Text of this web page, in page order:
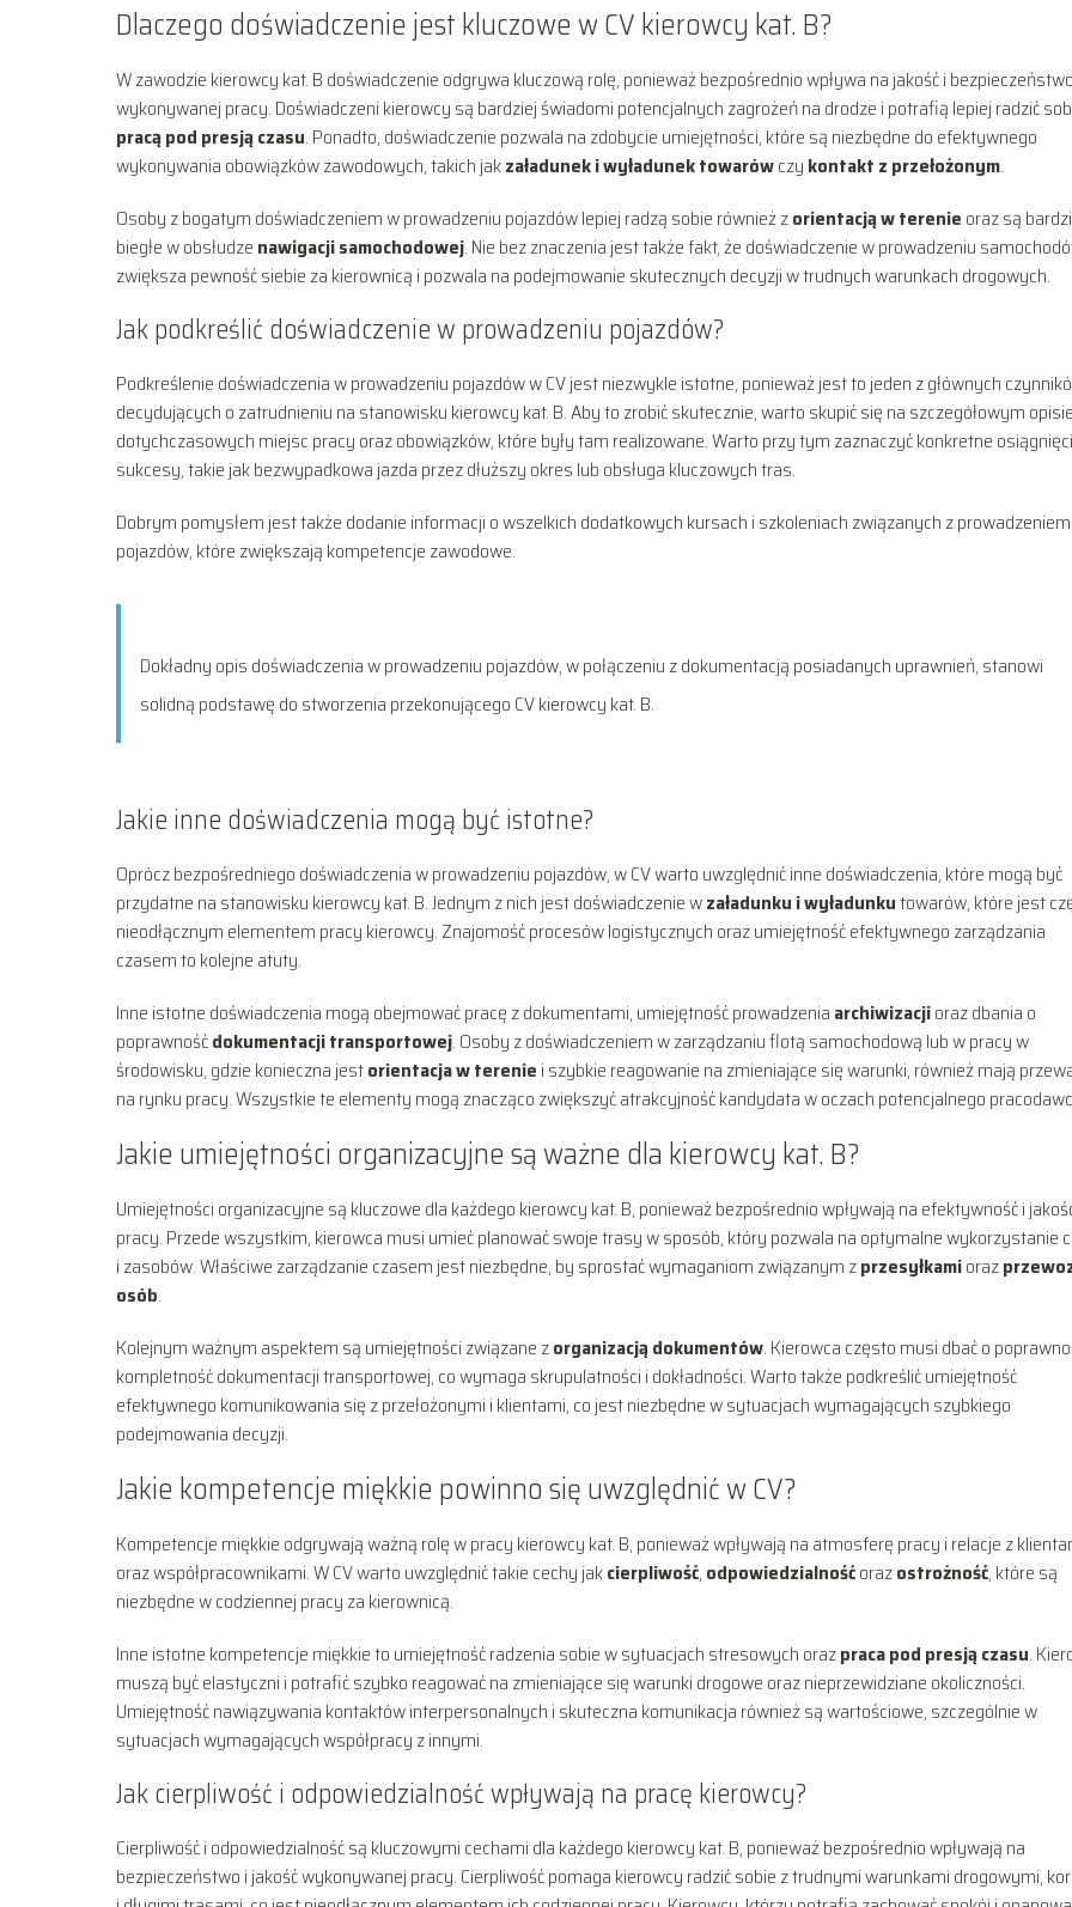
Dlaczego doświadczenie jest kluczowe w CV kierowcy kat. B?
W zawodzie kierowcy kat. B doświadczenie odgrywa kluczową rolę, ponieważ bezpośrednio wpływa na jakość i bezpieczeństwo
wykonywanej pracy. Doświadczeni kierowcy są bardziej świadomi potencjalnych zagrożeń na drodze i potrafią lepiej radzić
pracą pod presją czasu. Ponadto, doświadczenie pozwala na zdobycie umiejętności, które są niezbędne do efektywnego
wykonywania obowiązków zawodowych, takich jakzaładunek i wyładunek towarówczy kontakt z przełożonym.
Osoby z bogatym doświadczeniem w prowadzeniu pojazdów lepiej radzą sobie również zorientacją w terenie oraz są
biegłe w obsłudze nawigacji samochodowej. Nie bez znaczenia jest także fakt, że doświadczenie w prowadzeniu
zwiększa pewność siebie za kierownicą i pozwala na podejmowanie skutecznych decyzji w trudnych warunkach drogowych.
Jak podkreślić doświadczenie w prowadzeniu pojazdów?
Podkreślenie doświadczenia w prowadzeniu pojazdów w CV jest niezwykle istotne, ponieważ jest to jeden z głównych
decydujących o zatrudnieniu na stanowisku kierowcy kat. B. Aby to zrobić skutecznie, warto skupić się na szczegółowym opisie
dotychczasowych miejsc pracy oraz obowiązków, które były tam realizowane. Warto przy tym zaznaczyć konkretne
sukcesy, takie jak bezwypadkowa jazda przez dłuższy okres lub obsługa kluczowych tras.
Dobrym pomysłem jest także dodanie informacji o wszelkich dodatkowych kursach i szkoleniach związanych z prowadzeniem
pojazdów, które zwiększają kompetencje zawodowe.
Dokładny opis doświadczenia w prowadzeniu pojazdów, w połączeniu z dokumentacją posiadanych uprawnień, stanowi
solidną podstawę do stworzenia przekonującego CV kierowcy kat. B.
Jakie inne doświadczenia mogą być istotne?
Oprócz bezpośredniego doświadczenia w prowadzeniu pojazdów, w CV warto uwzględnić inne doświadczenia, które mogą być
przydatne na stanowisku kierowcy kat. B. Jednym z nich jest doświadczenie wzaładunku i wyładunkutowarów, które jest
nieodłącznym elementem pracy kierowcy. Znajomość procesów logistycznych oraz umiejętność efektywnego zarządzania
czasem to kolejne atuty.
Inne istotne doświadczenia mogą obejmować pracę z dokumentami, umiejętność prowadzenia archiwizacjioraz dbania o
poprawnośćdokumentacji transportowej. Osoby z doświadczeniem w zarządzaniu flotą samochodową lub w pracy w
środowisku, gdzie konieczna jestorientacja w terenie i szybkie reagowanie na zmieniające się warunki, również mają
na rynku pracy. Wszystkie te elementy mogą znacząco zwiększyć atrakcyjność kandydata w oczach potencjalnego
Jakie umiejętności organizacyjne są ważne dla kierowcy kat. B?
Umiejętności organizacyjne są kluczowe dla każdego kierowcy kat. B, ponieważ bezpośrednio wpływają na efektywność i
pracy. Przede wszystkim, kierowca musi umieć planować swoje trasy w sposób, który pozwala na optymalne wykorzystanie
i zasobów. Właściwe zarządzanie czasem jest niezbędne, by sprostać wymaganiom związanym zprzesyłkamioraz
osób.
Kolejnym ważnym aspektem są umiejętności związane zorganizacją dokumentów. Kierowca często musi dbać o
kompletność dokumentacji transportowej, co wymaga skrupulatności i dokładności. Warto także podkreślić umiejętność
efektywnego komunikowania się z przełożonymi i klientami, co jest niezbędne w sytuacjach wymagających szybkiego
podejmowania decyzji.
Jakie kompetencje miękkie powinno się uwzględnić w CV?
Kompetencje miękkie odgrywają ważną rolę w pracy kierowcy kat. B, ponieważ wpływają na atmosferę pracy i relacje z
oraz współpracownikami. W CV warto uwzględnić takie cechy jakcierpliwość, odpowiedzialnośćorazostrożność, które są
niezbędne w codziennej pracy za kierownicą.
Inne istotne kompetencje miękkie to umiejętność radzenia sobie w sytuacjach stresowych orazpraca pod presją czasu.
muszą być elastyczni i potrafić szybko reagować na zmieniające się warunki drogowe oraz nieprzewidziane okoliczności.
Umiejętność nawiązywania kontaktów interpersonalnych i skuteczna komunikacja również są wartościowe, szczególnie w
sytuacjach wymagających współpracy z innymi.
Jak cierpliwość i odpowiedzialność wpływają na pracę kierowcy?
Cierpliwość i odpowiedzialność są kluczowymi cechami dla każdego kierowcy kat. B, ponieważ bezpośrednio wpływają na
bezpieczeństwo i jakość wykonywanej pracy. Cierpliwość pomaga kierowcy radzić sobie z trudnymi warunkami drogowymi,